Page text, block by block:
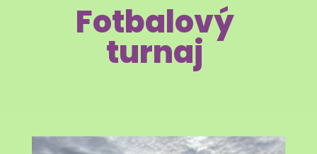
Fotbalový
turnaj